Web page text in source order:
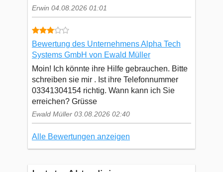
Erwin 04.08.2026 01:01
Bewertung des Unternehmens Alpha Tech
Systems GmbH von Ewald Müller
Moin! Ich könnte ihre Hilfe gebrauchen. Bitte
schreiben sie mir . Ist ihre Telefonnummer
03341304154 richtig. Wann kann ich Sie
erreichen? Grüsse
Ewald Müller 03.08.2026 02:40
Alle Bewertungen anzeigen